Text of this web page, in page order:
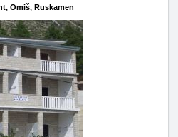
Omiš, Ruskamen